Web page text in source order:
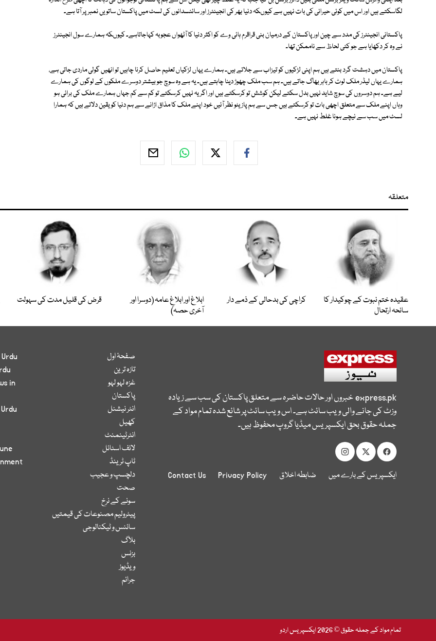
لگاسکتے ہیں اور اس میں کوئی حیرانی کی بات نہیں ہے کیوںکہ دنیا بھر کی انجینئرز اور سائنسدانوں کی لسٹ میں پاکستان ساتویں نمبر پر آتا ہے۔
پاکستانی انجینئرز کی مدد سے چین اور پاکستان کے درمیان بنی قراقرم ہائی وے کو اکثر دنیا کا آٹھواں عجوبہ کہاجاتاہے۔ کیوںکہ ہمارے سول انجینئرز
نے وہ کر دکھایا ہے جو کئی لحاظ سے ناممکن تھا۔
پاکستان میں دہشت گرد بنتے ہیں ہم اپنی لڑکیوں کو تیزاب سے جلاتے ہیں۔ ہمارے یہاں لڑکیاں تعلیم حاصل کرنا چاہیں تو انھیں گولی ماردی جاتی ہے،
ہمارے یہاں لیڈر ملک لوٹ کر باہر بھاگ جاتے ہیں۔ ہم سب ملک چھوڑ دینا چاہتے ہیں۔ یہ ہے وہ سوچ جو بیشتر دوسرے ملکوں کے لوگوں کی ہمارے
لیے ہے۔ ہم دوسروں کی سوچ شاید نہیں بدل سکتے لیکن کوشش تو کرسکتے ہیں اور اگر یہ نہیں کرسکتے تو کم سے کم جہاں ہمارے ملک کی برائی ہو
وہاں اپنے ملک سے متعلق اچھی بات تو کرسکتے ہیں جس سے ہم پازیٹو نظر آئیں خود اپنے ملک کا مذاق اڑانے سے ہم دنیا کو یقین دلاتے ہیں کہ ہمارا
لسٹ میں سب سے نیچے ہونا غلط نہیں ہے۔
متعلقہ
عقیدہ ختم نبوت کے چوکیدار کا
سانحہ ارتحال
کراچی کی بدحالی کے ذمے دار
ابلاغ اور ابلاغِ عامہ (دوسرا اور
آخری حصہ)
قرض کی قلیل مدت کی سہولت
express.pkخبروں اور حالات حاضرہ سے متعلق پاکستان کی سب سے زیادہ
وزٹ کی جانے والی ویب سائٹ ہے۔ اس ویب سائٹ پر شائع شدہ تمام مواد کے
جملہ حقوق بحق ایکسپریس میڈیا گروپ محفوظ ہیں۔
ایکسپریس کے بارے میں ضابطہ اخلاق Privacy Policy
Contact Us
صفحۂ اول
تازہ ترین
غزہ لہو لہو
پاکستان
انٹر نیشنل
کھیل
انٹرٹینمنٹ
لائف اسٹائل
ٹاپ ٹرینڈ
دلچسپ و عجیب
صحت
سونے کے نرخ
پیٹرولیم مصنوعات کی قیمتیں
سائنس و ٹیکنالوجی
بلاگ
بزنس
ویڈیوز
جرائم
in
تمام مواد کے جملہ حقوق © 2026 ایکسپریس اردو